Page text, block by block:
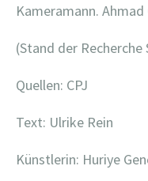
Kameramann. Ahmad
(Stand der
Quellen: CPJ
Text: Ulrike Rein
Künstlerin: Huriye